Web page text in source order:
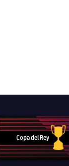
Copa del Rey